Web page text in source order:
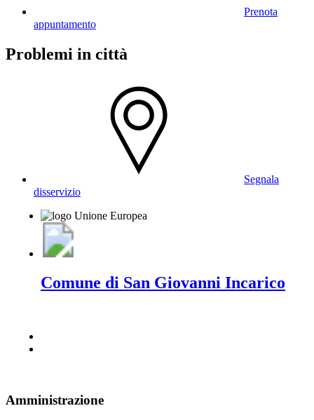
Prenota
appuntamento
Problemi in città
Segnala
disservizio
Comune di San Giovanni Incarico
Amministrazione